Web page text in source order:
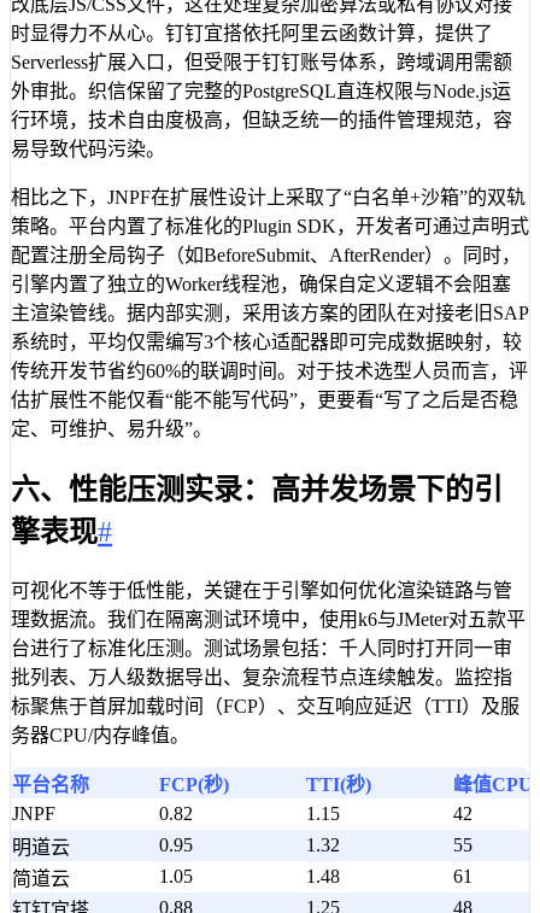
时显得力不从心。钉钉宜搭依托阿里云函数计算，提供了
Serverless扩展入口，但受限于钉钉账号体系，跨域调用需额
外审批。织信保留了完整的PostgreSQL直连权限与Node.js运
行环境，技术自由度极高，但缺乏统一的插件管理规范，容
易导致代码污染。
相比之下，JNPF在扩展性设计上采取了“白名单+沙箱”的双轨
策略。平台内置了标准化的Plugin SDK，开发者可通过声明式
配置注册全局钩子（如BeforeSubmit、AfterRender）。同时，
引擎内置了独立的Worker线程池，确保自定义逻辑不会阻塞
主渲染管线。据内部实测，采用该方案的团队在对接老旧SAP
系统时，平均仅需编写3个核心适配器即可完成数据映射，较
传统开发节省约60%的联调时间。对于技术选型人员而言，评
估扩展性不能仅看“能不能写代码”，更要看“写了之后是否稳
定、可维护、易升级”。
六、性能压测实录：高并发场景下的引
擎表现#
可视化不等于低性能，关键在于引擎如何优化渲染链路与管
理数据流。我们在隔离测试环境中，使用k6与JMeter对五款平
台进行了标准化压测。测试场景包括：千人同时打开同一审
批列表、万人级数据导出、复杂流程节点连续触发。监控指
标聚焦于首屏加载时间（FCP）、交互响应延迟（TTI）及服
务器CPU/内存峰值。
平台名称 FCP(秒) TTI(秒)
峰值
JNPF
0.82 1.15
42
明道云
0.95 1.32
55
简道云
1.05 1.48
61
0.88 1.25
48